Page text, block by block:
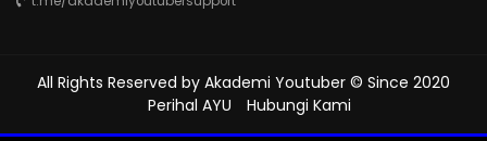
All Rights Reserved by Akademi Youtuber © Since 2020
Perihal AYU
Hubungi Kami